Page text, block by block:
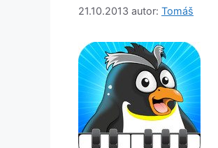
21.10.2013 autor: Tomáš